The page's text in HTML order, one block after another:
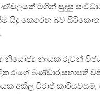
මගින් සුදුසු
සිදු කෙරෙන බව
නියෝජ්‍ය නායක රුවන්
රංගේ බණ්ඩාර,සභාපති
අකිල විරාජ් කාරියවසම්,